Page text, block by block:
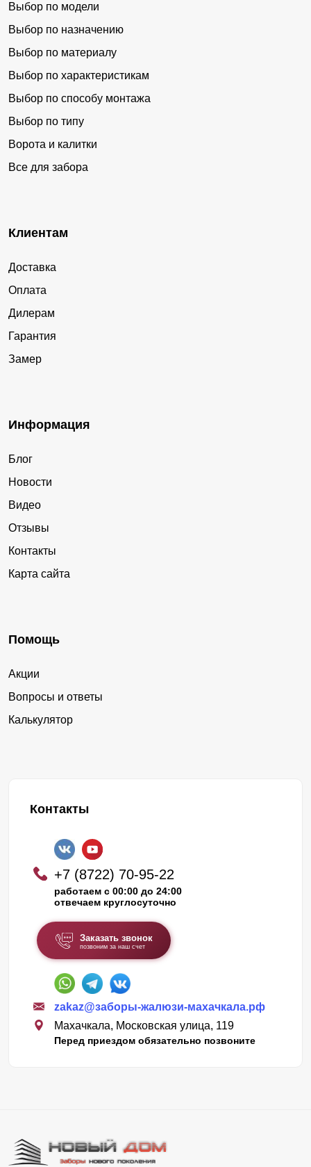
Выбор по модели
Выбор по назначению
Выбор по материалу
Выбор по характеристикам
Выбор по способу монтажа
Выбор по типу
Ворота и калитки
Все для забора
Клиентам
Доставка
Оплата
Дилерам
Гарантия
Замер
Информация
Блог
Новости
Видео
Отзывы
Контакты
Карта сайта
Помощь
Акции
Вопросы и ответы
Калькулятор
Контакты
+7 (8722) 70-95-22
работаем с 00:00 до 24:00
отвечаем круглосуточно
Заказать звонок
позвоним за наш счет
zakaz@заборы-жалюзи-махачкала.рф
Махачкала, Московская улица, 119
Перед приездом обязательно позвоните